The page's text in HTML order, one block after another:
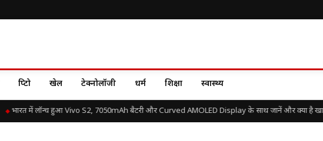
क्रिप्टो खेल टेक्नोलॉजी धर्म शिक्षा स्वास्थ्य
भारत में लॉन्च हुआ Vivo S2, 7050mAh बैटरी और Curved AMOLED Display के साथ जानें और क्या है खास